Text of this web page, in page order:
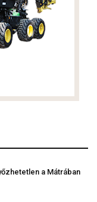
a Mátrában